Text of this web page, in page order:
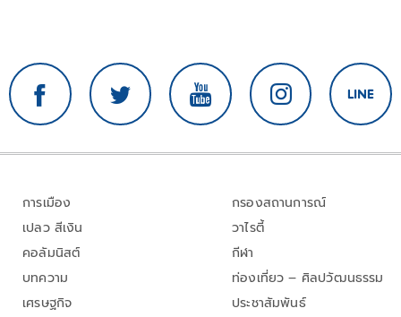
การเมือง
เปลว สีเงิน
คอลัมนิสต์
บทความ
เศรษฐกิจ
กรองสถานการณ์
วาไรตี้
กีฬา
ท่องเที่ยว – ศิลปวัฒนธรรม
ประชาสัมพันธ์